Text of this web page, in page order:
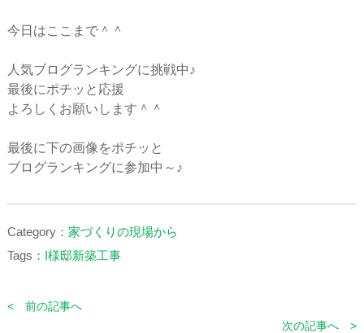
今日はここまで＾＾
人気ブログランキングに挑戦中♪
最後にポチッと応援
よろしくお願いします＾＾
最後に下の画像をポチッと
ブログランキングに参加中～♪
Category： 家づくりの現場から
Tags： I様邸新築工事
< 前の記事へ
次の記事へ >